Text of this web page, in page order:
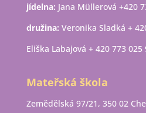
jídelna: Jana Müllerová +420
družina: Veronika Sladká +
Eliška Labajová + 420 773 025
Mateřská škola
Zemědělská 97/21, 350 02